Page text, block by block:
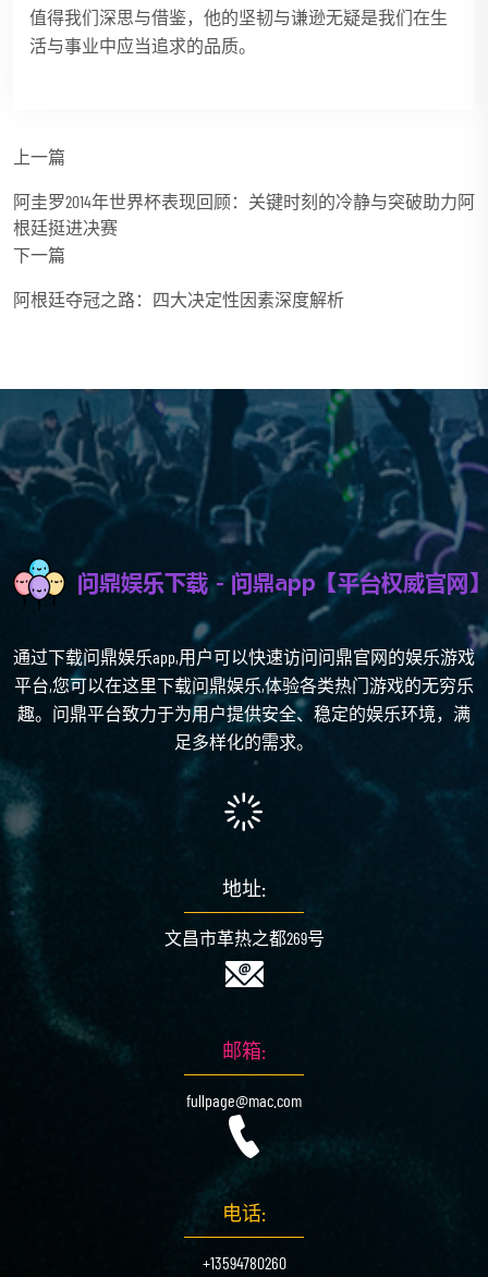
值得我们深思与借鉴，他的坚韧与谦逊无疑是我们在生
活与事业中应当追求的品质。
上一篇
阿圭罗2014年世界杯表现回顾：关键时刻的冷静与突破助力阿
根廷挺进决赛
下一篇
阿根廷夺冠之路：四大决定性因素深度解析
通过下载问鼎娱乐app,用户可以快速访问问鼎官网的娱乐游戏
平台,您可以在这里下载问鼎娱乐,体验各类热门游戏的无穷乐
趣。问鼎平台致力于为用户提供安全、稳定的娱乐环境，满
足多样化的需求。
地址:
文昌市革热之都269号
邮箱:
fullpage@mac.com
电话:
+13594780260